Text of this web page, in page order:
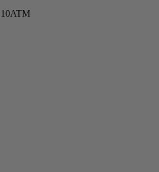
10ATM